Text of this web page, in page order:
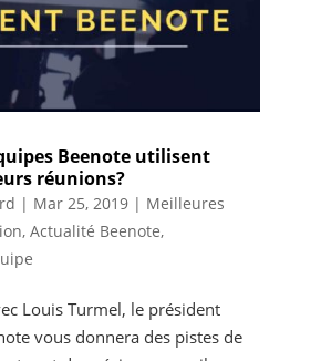
Beenote utilisent
réunions?
| Mar 25, 2019| Meilleures
, Actualité Beenote,
Louis Turmel, le président
vous donnera des pistes de